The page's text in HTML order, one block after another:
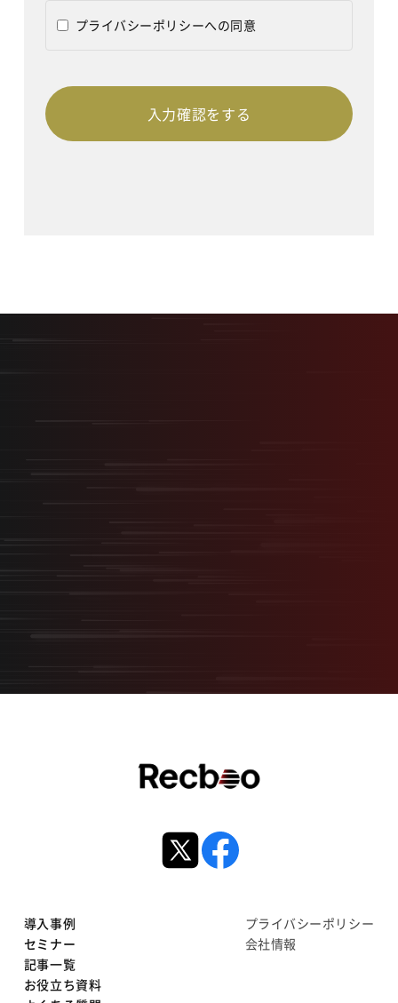
プライバシーポリシーへの同意
入力確認をする
導入事例
セミナー
記事一覧
お役立ち資料
プライバシーポリシー
会社情報